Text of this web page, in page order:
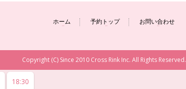
18:30
ホーム 予約トップ お問い合わせ
Copyright (C) Since 2010 Cross Rink Inc. All Rights Reserved.